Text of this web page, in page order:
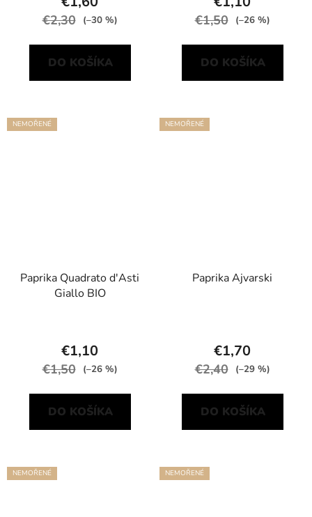
€2,30 (–30 %)
DO KOŠÍKA
€1,50 (–26 %)
DO KOŠÍKA
NEMOŘENÉ
Paprika Quadrato d'Asti
Giallo BIO
€1,10
€1,50 (–26 %)
DO KOŠÍKA
NEMOŘENÉ
Paprika Ajvarski
€1,70
€2,40 (–29 %)
DO KOŠÍKA
NEMOŘENÉ NEMOŘENÉ